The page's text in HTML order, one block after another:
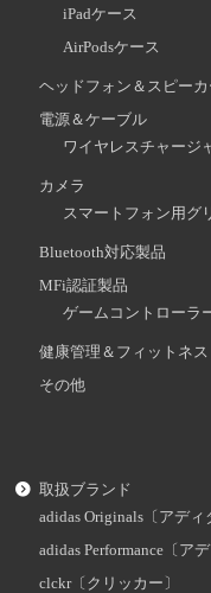
iPadケース
AirPodsケース
ヘッドフォン＆スピーカ
電源＆ケーブル
ワイヤレスチャージ
カメラ
スマートフォン用グ
Bluetooth対応製品
MFi認証製品
ゲームコントローラ
健康管理＆フィットネス
その他
取扱ブランド
adidas Originals〔アディ
adidas Performance〔ア
clckr〔クリッカー〕